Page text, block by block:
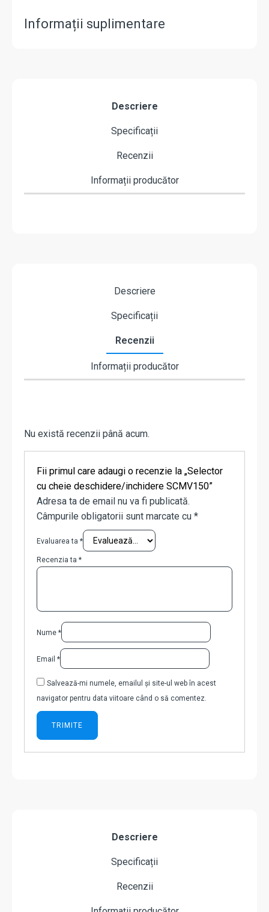
Informații suplimentare
Descriere
Specificații
Recenzii
Informații producător
Descriere
Specificații
Recenzii
Informații producător
Nu există recenzii până acum.
Fii primul care adaugi o recenzie la „Selector
cu cheie deschidere/inchidere SCMV150”
Adresa ta de email nu va fi publicată.
Câmpurile obligatorii sunt marcate cu *
Evaluarea ta *
Recenzia ta *
Nume *
Email *
Salvează-mi numele, emailul și site-ul web în acest
navigator pentru data viitoare când o să comentez.
Descriere
Specificații
Recenzii